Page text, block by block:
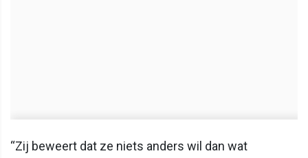
“Zij beweert dat ze niets anders wil dan wat